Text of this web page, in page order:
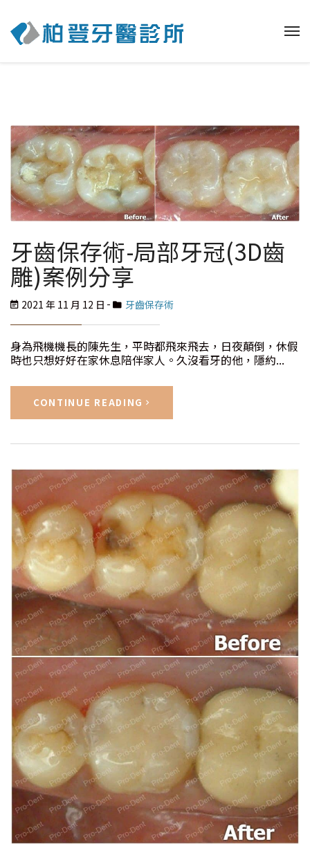
牙齒保存術-局部牙冠(3D齒
雕)案例分享
2021 年 11 月 12 日 牙齒保存術
身為飛機機長的陳先生，平時都飛來飛去，日夜顛倒，休假
時也只想好好在家休息陪伴家人。久沒看牙的他，隱約...
CONTINUE READING